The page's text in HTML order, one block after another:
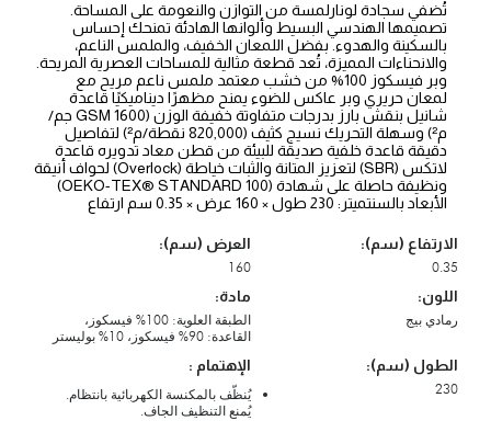
تُضفي سجادة لونارلمسة من التوازن والنعومة على المساحة.
تصميمها الهندسي البسيط وألوانها الهادئة تمنحك إحساس
بالسكينة والهدوء. بفضل اللمعان الخفيف، والملمس الناعم،
والانحناءات المميزة، تُعد قطعة مثالية للمساحات العصرية المريحة.
وبر فيسكوز 100% من خشب معتمد ملمس ناعم مريح مع
لمعان حريري وبر عاكس للضوء يمنح مظهرًا ديناميكيًا قاعدة
شانيل بنقش بارز بدرجات متفاوتة خفيفة الوزن (GSM 1600 جم/
م²) وسهلة التحريك نسيج كثيف (820,000 نقطة/م²) لتفاصيل
دقيقة قاعدة خلفية صديقة للبيئة من قطن معاد تدويره قاعدة
لاتكس (SBR) لتعزيز المتانة والثبات خياطة (Overlock) لحواف أنيقة
ونظيفة حاصلة على شهادة (OEKO-TEX® STANDARD 100)
الأبعاد بالسنتميتر: 230 طول × 160 عرض × 0.35 سم ارتفاع
الارتفاع (سم):
0.35
العرض (سم):
160
اللون:
رمادي بيج
مادة:
الطبقة العلوية: 100% فيسكوز،
القاعدة: 90% فيسكوز، 10% بوليستر
الطول (سم):
230
الإهتمام :
يُنظّف بالمكنسة الكهربائية بانتظام.
يُمنع التنظيف الجاف.